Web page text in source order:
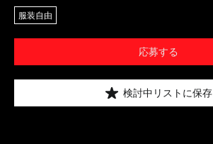
服装自由
応募する
検討中リストに保存